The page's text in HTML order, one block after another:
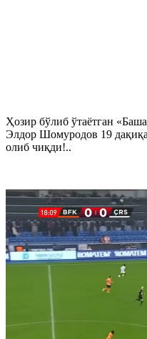
Ҳозир бўлиб ўтаётган
Элдор Шомуродов 19
олиб чиқди!..